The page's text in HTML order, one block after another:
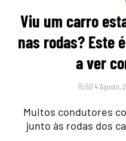
Viu um carro
nas rodas? Este
a ver
15:50 4 Agosto,
Muitos condutores
junto às rodas dos